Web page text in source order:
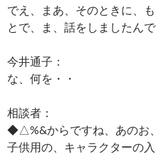
でえ、まあ、そのときに、
とで、ま、話をしましたんで
今井通子：
な、何を・・
相談者：
◆△%&からですね、あのお
子供用の、キャラクターの入